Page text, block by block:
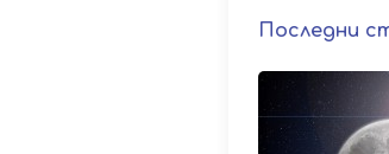
Последни